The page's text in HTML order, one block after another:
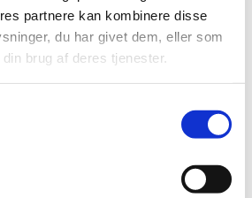
partnere kan kombinere disse
du har givet dem, eller som
brug af deres tjenester.